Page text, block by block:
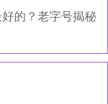
的？老字号揭秘